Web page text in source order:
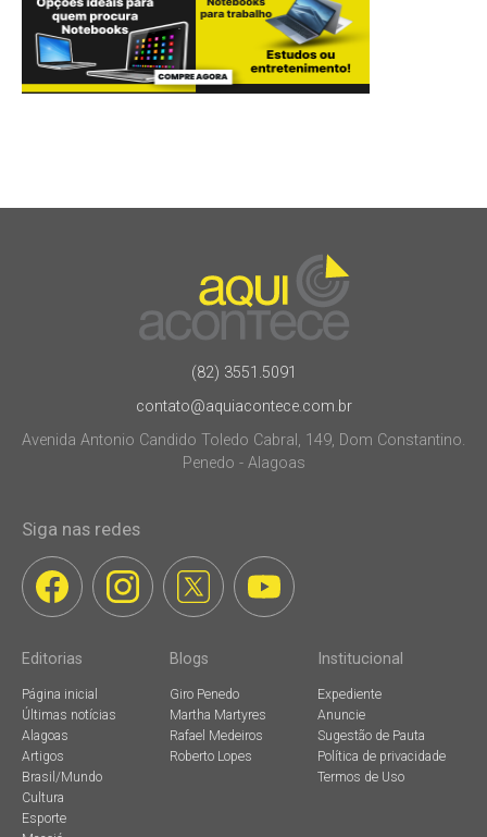
(82) 3551.5091
contato@aquiacontece.com.br
Avenida Antonio Candido Toledo Cabral, 149, Dom Constantino.
Penedo - Alagoas
Siga nas redes
Editorias
Página inicial
Últimas notícias
Alagoas
Artigos
Brasil/Mundo
Cultura
Esporte
Blogs
Giro Penedo
Martha Martyres
Rafael Medeiros
Roberto Lopes
Institucional
Expediente
Anuncie
Sugestão de Pauta
Política de privacidade
Termos de Uso